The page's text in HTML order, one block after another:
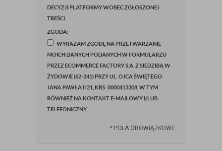
DECYZJI PLATFORMY WOBEC ZGŁOSZONEJ
TREŚCI.
ZGODA:
WYRAŻAM ZGODĘ NA PRZETWARZANIE
MOICH DANYCH PODANYCH W FORMULARZU
PRZEZ ECOMMERCE FACTORY S.A. Z SIEDZIBĄ W
ŻYDOWIE (62-241) PRZY UL. OJCA ŚWIĘTEGO
JANA PAWŁA II 21, KRS: 0000413308, W TYM
RÓWNIEŻ NA KONTAKT E-MAILOWY I/LUB
TELEFONICZNY.
* POLA OBOWIĄZKOWE